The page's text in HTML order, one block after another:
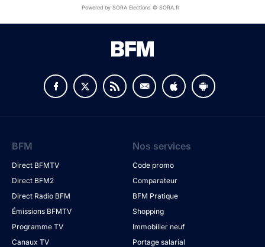
Powered by SORA Elections © SORA.fr
BFM
Direct BFMTV
Direct BFM2
Direct Radio BFM
Émissions BFMTV
Programme TV
Canaux TV
Nos services
Code promo
Comparateur
BFM Pratique
Shopping
Immobilier neuf
Portage salarial